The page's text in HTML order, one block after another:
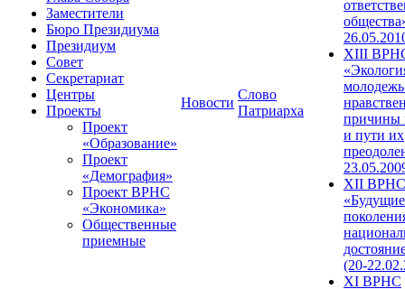
Заместители
Бюро Президиума
Президиум
Совет
Секретариат
Центры
Проекты
Проект
«Образование»
Проект
«Демография»
Проект ВРНС
«Экономика»
Общественные
приемные
Новости
Слово
Патриарха
XIII
причины
и пути их
XII ВРНС
«Будущие
(20-
XI ВРНС